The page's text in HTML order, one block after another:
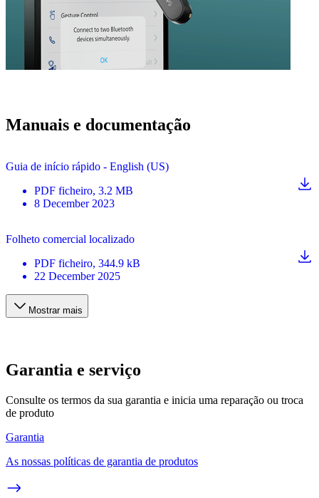
Manuais e documentação
Guia de início rápido - English (US)
PDF ficheiro, 3.2 MB
8 December 2023
Folheto comercial localizado
PDF ficheiro, 344.9 kB
22 December 2025
Mostrar mais
Garantia e serviço
Consulte os termos da sua garantia e inicia uma reparação ou troca
de produto
Garantia
As nossas políticas de garantia de produtos